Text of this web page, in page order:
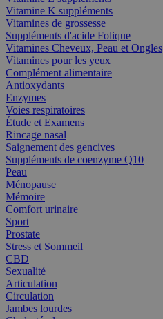
Vitamine K suppléments
Vitamines de grossesse
Suppléments d'acide Folique
Vitamines Cheveux, Peau et Ongles
Vitamines pour les yeux
Complément alimentaire
Antioxydants
Enzymes
Voies respiratoires
Étude et Examens
Rincage nasal
Saignement des gencives
Suppléments de coenzyme Q10
Peau
Ménopause
Mémoire
Comfort urinaire
Sport
Prostate
Stress et Sommeil
CBD
Sexualité
Articulation
Circulation
Jambes lourdes